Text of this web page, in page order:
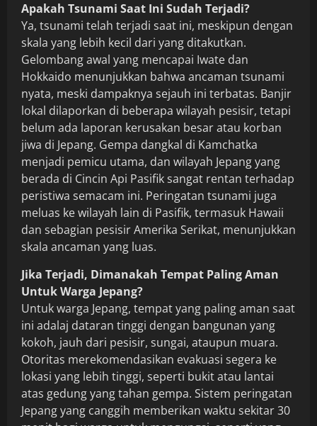
Apakah Tsunami Saat Ini Sudah Terjadi?
Ya, tsunami telah terjadi saat ini, meskipun dengan
skala yang lebih kecil dari yang ditakutkan.
Gelombang awal yang mencapai Iwate dan
Hokkaido menunjukkan bahwa ancaman tsunami
nyata, meski dampaknya sejauh ini terbatas. Banjir
lokal dilaporkan di beberapa wilayah pesisir, tetapi
belum ada laporan kerusakan besar atau korban
jiwa di Jepang. Gempa dangkal di Kamchatka
menjadi pemicu utama, dan wilayah Jepang yang
berada di Cincin Api Pasifik sangat rentan terhadap
peristiwa semacam ini. Peringatan tsunami juga
meluas ke wilayah lain di Pasifik, termasuk Hawaii
dan sebagian pesisir Amerika Serikat, menunjukkan
skala ancaman yang luas.
Jika Terjadi, Dimanakah Tempat Paling Aman
Untuk Warga Jepang?
Untuk warga Jepang, tempat yang paling aman saat
ini adalaj dataran tinggi dengan bangunan yang
kokoh, jauh dari pesisir, sungai, ataupun muara.
Otoritas merekomendasikan evakuasi segera ke
lokasi yang lebih tinggi, seperti bukit atau lantai
atas gedung yang tahan gempa. Sistem peringatan
Jepang yang canggih memberikan waktu sekitar 30